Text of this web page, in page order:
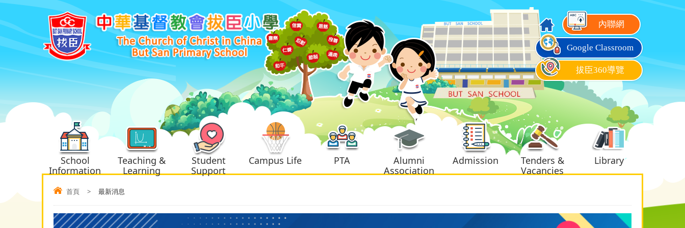
內聯網
Google Classroom
拔臣360導覽
School
Information
Teaching &
Learning
Student
Support
Campus Life PTA
Alumni
Association
Admission
Tenders &
Vacancies
Library
首頁 > 最新消息